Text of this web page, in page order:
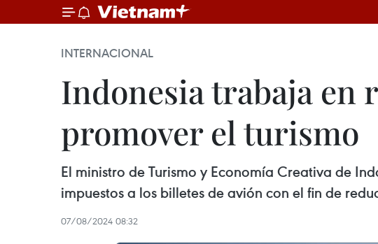
INTERNACIONAL
Indonesia trabaja en
promover el turismo
El ministro de Turismo y Economía Creativa de
impuestos a los billetes de avión con el fin de
07/08/2024 08:32